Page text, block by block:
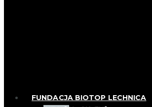
FUNDACJA BIOTOP LECHNICA